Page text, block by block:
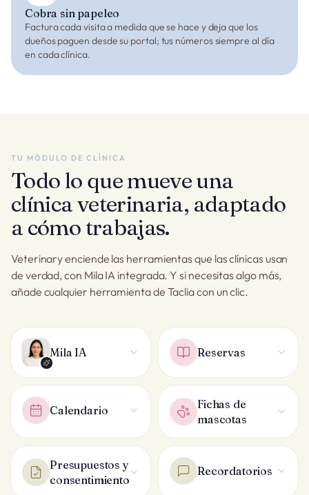
Cobra sin papeleo
Factura cada visita a medida que se hace y deja que los
dueños paguen desde su portal; tus números siempre al día
en cada clínica.
TU MÓDULO DE CLÍNICA
Todo lo que mueve una
clínica veterinaria, adaptado
a cómo trabajas.
Veterinary enciende las herramientas que las clínicas usan
de verdad, con Mila IA integrada. Y si necesitas algo más,
añade cualquier herramienta de Taclia con un clic.
Mila IA Reservas
Calendario
Fichas de
mascotas
Presupuestos y
consentimiento
Recordatorios